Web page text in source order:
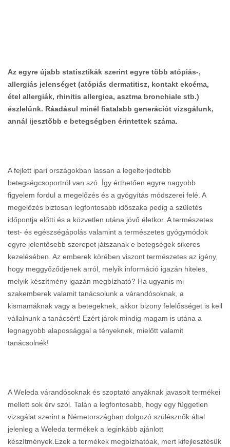
Az egyre újabb statisztikák szerint egyre több atópiás-,
allergiás jelenséget (atópiás dermatitisz, kontakt ekcéma,
étel allergiák, rhinitis allergica, asztma bronchiale stb.)
észlelünk. Ráadásul minél fiatalabb generációt vizsgálunk,
annál ijesztőbb e betegségben érintettek száma.
A fejlett ipari országokban lassan a legelterjedtebb
betegségcsoportról van szó. Így érthetően egyre nagyobb
figyelem fordul a megelőzés és a gyógyítás módszerei felé. A
megelőzés biztosan legfontosabb időszaka pedig a születés
időpontja előtti és a közvetlen utána jövő életkor. A természetes
test- és egészségápolás valamint a természetes gyógymódok
egyre jelentősebb szerepet játszanak e betegségek sikeres
kezelésében. Az emberek körében viszont természetes az igény,
hogy meggyőződjenek arról, melyik információ igazán hiteles,
melyik készítmény igazán megbízható? Ha ugyanis mi
szakemberek valamit tanácsolunk a várandósoknak, a
kismamáknak vagy a betegeknek, akkor bizony felelősséget is kell
vállalnunk a tanácsért! Ezért járok mindig magam is utána a
legnagyobb alapossággal a tényeknek, mielőtt valamit
tanácsolnék!
A Weleda várandósoknak és szoptató anyáknak javasolt termékei
mellett sok érv szól. Talán a legfontosabb, hogy egy független
vizsgálat szerint a Németországban dolgozó szülésznők által
jelenleg a Weleda termékek a leginkább ajánlott
készítmények.Ezek a termékek megbízhatóak, mert kifejlesztésük